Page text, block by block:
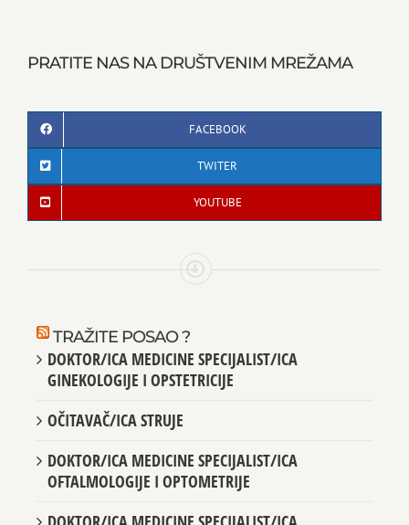
PRATITE NAS NA DRUŠTVENIM MREŽAMA
FACEBOOK
TWITER
YOUTUBE
TRAŽITE POSAO ?
DOKTOR/ICA MEDICINE SPECIJALIST/ICA
GINEKOLOGIJE I OPSTETRICIJE
OČITAVAČ/ICA STRUJE
DOKTOR/ICA MEDICINE SPECIJALIST/ICA
OFTALMOLOGIJE I OPTOMETRIJE